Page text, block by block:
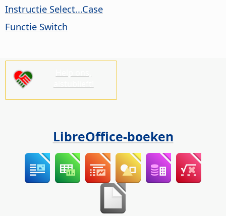
Instructie Select...Case
Functie Switch
LibreOffice-boeken